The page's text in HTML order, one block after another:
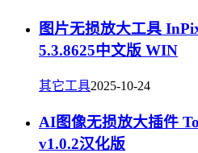
图片无损放大工具
5.3.8625中文版 WIN
其它工具2025-10-24
AI图像无损放大插件
v1.0.2汉化版